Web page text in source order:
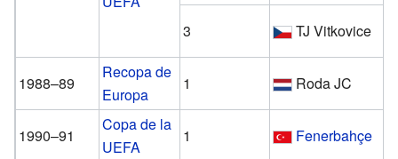
3 TJ Vitkovice
1988–89
Recopa de
Europa
1 Roda JC
1990–91
Copa de la
UEFA
1 Fenerbahçe